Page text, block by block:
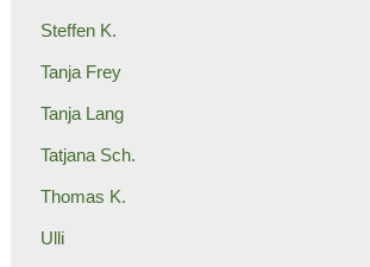
Steffen K.
Tanja Frey
Tanja Lang
Tatjana Sch.
Thomas K.
Ulli